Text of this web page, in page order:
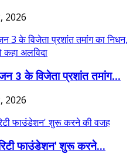
2026
3 के विजेता प्रशांत तमांग...
2026
फाउंडेशन' शुरू करने...